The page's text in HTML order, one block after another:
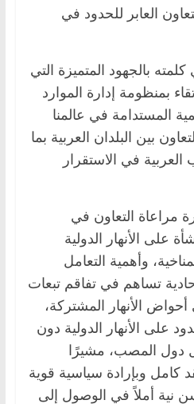
العابر للحدود في
بالجهود المتميزة التي
بمنظومة إدارة الموارد
المستدامة في عالمنا
بين البلدان العربية بما
في الاستقرار
مراعاة التعاون في
على الأنهار الدولية
وأهمية التعامل
تساهم في تفاقم تبعات
الأنهار المشتركة،
على الأنهار الدولية دون
دول المصب، مشيرًا
كامل وبإرادة سياسية قوية
نية أملاً في الوصول إلى